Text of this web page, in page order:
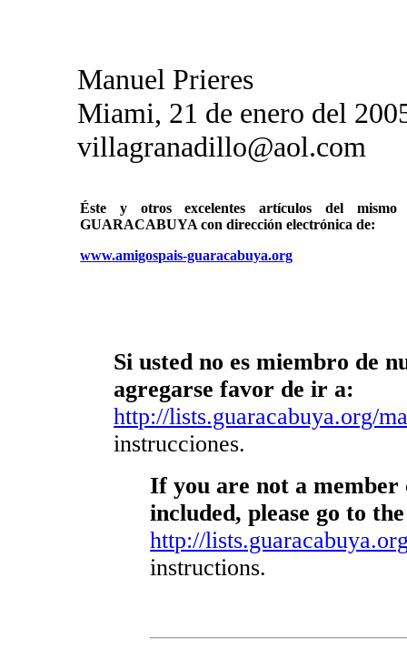
Manuel Prieres
Miami, 21 de enero del
villagranadillo@aol.com
Éste y otros excelentes artículos del
GUARACABUYA con dirección electrónica de:
www.amigospais-guaracabuya.org
Si usted no es miembro de
agregarse favor de ir a:
http://lists.guaracabuya.org/
instrucciones.
If you are not a
included, please go to
http://
instructions.